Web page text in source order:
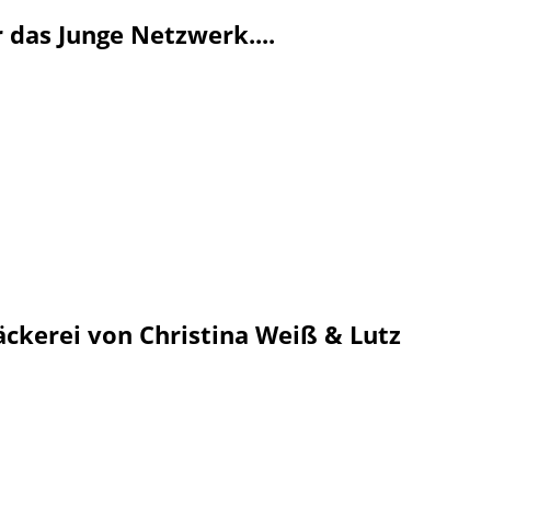
Junge Netzwerk....
von Christina Weiß & Lutz